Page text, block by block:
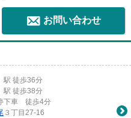
お問い合わせ
駅 徒歩36分
駅 徒歩38分
下車 徒歩4分
３丁目27-16